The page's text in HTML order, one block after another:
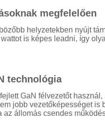
megfelelően
helyzetekben nyújt
is képes leadni, így
technológia
GaN félvezetőt
jobb vezetőképességet
az állomás csendes